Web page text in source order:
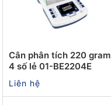
Cân phân tích 220 gram
4 số lẻ 01-BE2204E
Liên hệ